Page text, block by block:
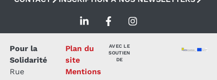
Pour la
Solidarité
Rue
AVEC LE
SOUTIEN
DE
Plan du
site
Mentions